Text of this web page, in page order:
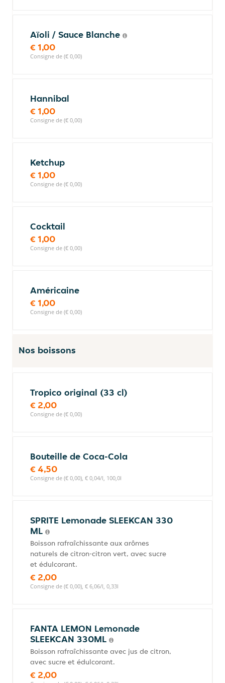
Aïoli / Sauce Blanche
€ 1,00
Consigne de (€ 0,00)
Hannibal
€ 1,00
Consigne de (€ 0,00)
Ketchup
€ 1,00
Consigne de (€ 0,00)
Cocktail
€ 1,00
Consigne de (€ 0,00)
Américaine
€ 1,00
Consigne de (€ 0,00)
Nos boissons
Tropico original (33 cl)
€ 2,00
Consigne de (€ 0,00)
Bouteille de Coca-Cola
€ 4,50
Consigne de (€ 0,00), € 0,04/l, 100,0l
SPRITE Lemonade SLEEKCAN 330
ML
Boisson rafraîchissante aux arômes
naturels de citron-citron vert, avec sucre
et édulcorant.
€ 2,00
Consigne de (€ 0,00), € 6,06/l, 0,33l
FANTA LEMON Lemonade
SLEEKCAN 330ML
Boisson rafraîchissante avec jus de citron,
avec sucre et édulcorant.
€ 2,00